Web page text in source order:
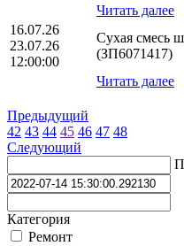
Читать далее
16.07.26
23.07.26
12:00:00
Сухая смесь
(ЗП6071417)
Читать далее
Предыдущий
42 43 44 45 46 47 48
Следующий
Категория
Ремонт